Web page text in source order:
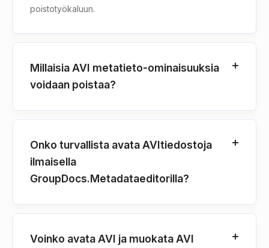
poistotyökaluun.
Millaisia AVI metatieto-ominaisuuksia
voidaan poistaa?
Onko turvallista avata AVItiedostoja
ilmaisella
GroupDocs.Metadataeditorilla?
Voinko avata AVI ja muokata AVI